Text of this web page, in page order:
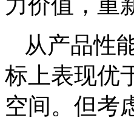
从产品性
标上表现优
空间。但考